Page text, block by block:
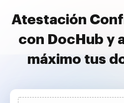
Atestación
con DocHub y
máximo tus